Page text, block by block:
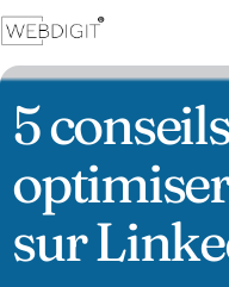
5
sur